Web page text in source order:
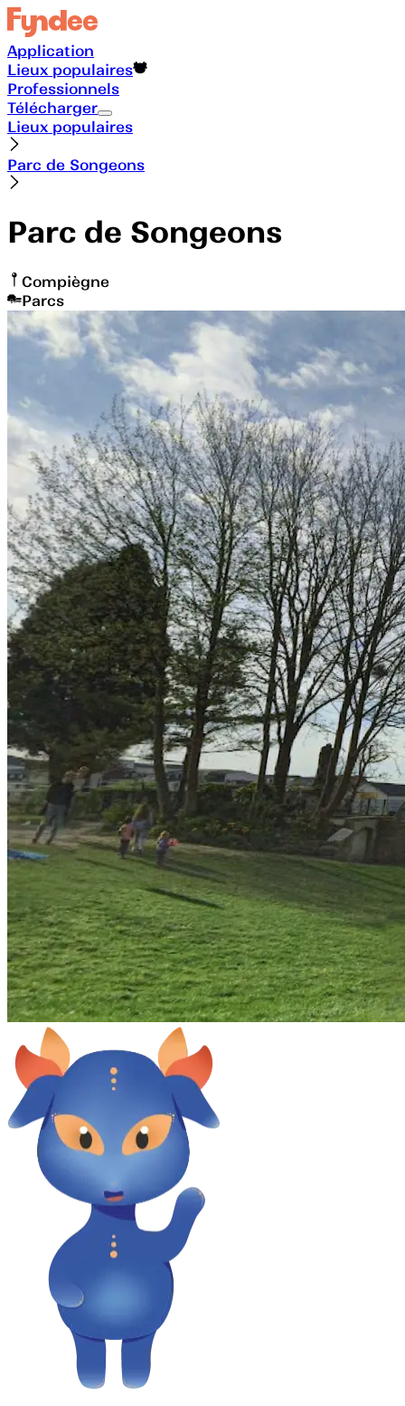
Application
Lieux populaires
Professionnels
Télécharger
Lieux populaires
Parc de Songeons
Parc de Songeons
Compiègne
Parcs